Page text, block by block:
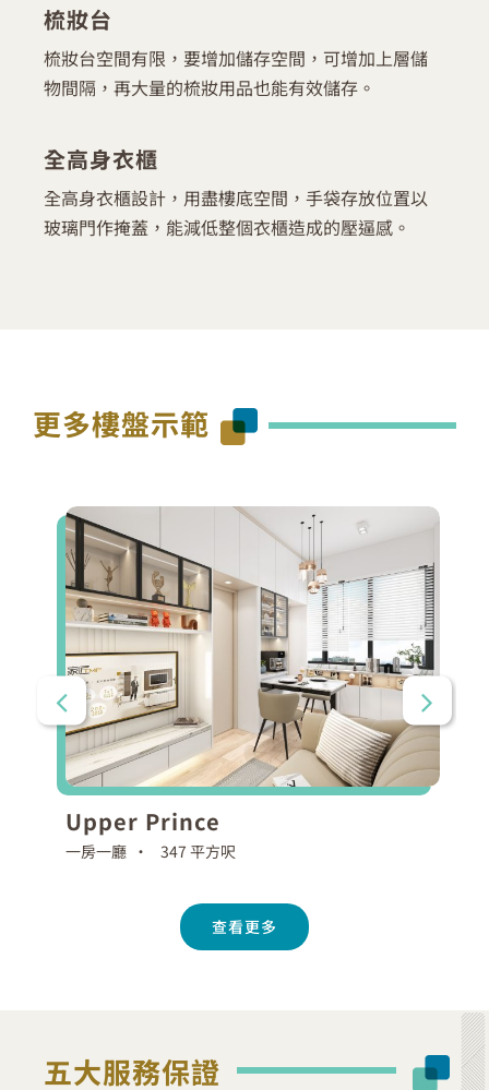
梳妝台
梳妝台空間有限，要增加儲存空間，可增加上層儲
物間隔，再大量的梳妝用品也能有效儲存。
全高身衣櫃
全高身衣櫃設計，用盡樓底空間，手袋存放位置以
玻璃門作掩蓋，能減低整個衣櫃造成的壓逼感。
更多樓盤示範
Upper Prince
一房一廳 • 347 平方呎
查看更多
五大服務保證